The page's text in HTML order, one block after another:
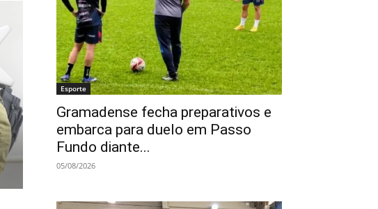
Esporte
Gramadense fecha preparativos e
embarca para duelo em Passo
Fundo diante...
05/08/2026